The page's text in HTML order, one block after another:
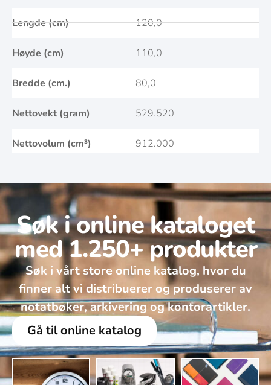
Lengde (cm)
Høyde (cm)
Bredde (cm.)
Nettovekt (gram)
Nettovolum (cm³)
120,0
110,0
80,0
529.520
912.000
Søk i online kataloget
med 1.250+ produkter
Søk i vårt store online katalog, hvor du
finner alt vi distribuerer og produserer av
notatbøker, arkivering og kontorartikler.
Gå til online katalog